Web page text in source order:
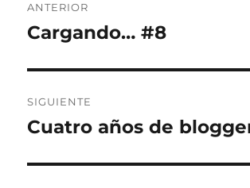
de
ANTERIOR
Entrada
Cargando… #8
SIGUIENTE
Entrada
Cuatro años de